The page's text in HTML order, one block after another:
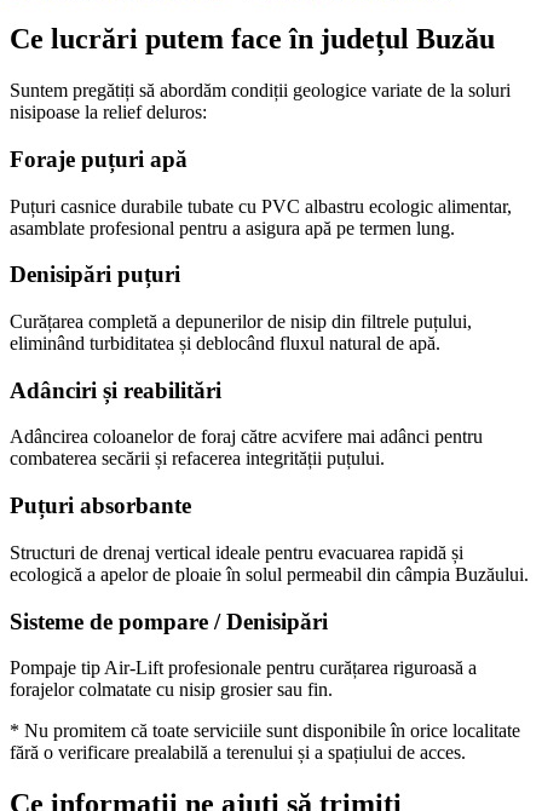
Ce lucrări putem face în județul Buzău
Suntem pregătiți să abordăm condiții geologice variate de la soluri
nisipoase la relief deluros:
Foraje puțuri apă
Puțuri casnice durabile tubate cu PVC albastru ecologic alimentar,
asamblate profesional pentru a asigura apă pe termen lung.
Denisipări puțuri
Curățarea completă a depunerilor de nisip din filtrele puțului,
eliminând turbiditatea și deblocând fluxul natural de apă.
Adânciri și reabilitări
Adâncirea coloanelor de foraj către acvifere mai adânci pentru
combaterea secării și refacerea integrității puțului.
Puțuri absorbante
Structuri de drenaj vertical ideale pentru evacuarea rapidă și
ecologică a apelor de ploaie în solul permeabil din câmpia Buzăului.
Sisteme de pompare / Denisipări
Pompaje tip Air-Lift profesionale pentru curățarea riguroasă a
forajelor colmatate cu nisip grosier sau fin.
* Nu promitem că toate serviciile sunt disponibile în orice localitate
fără o verificare prealabilă a terenului și a spațiului de acces.
Ce informații ne ajuți să trimiți